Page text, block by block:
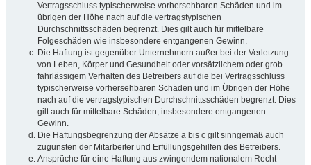
Vertragsschluss typischerweise vorhersehbaren Schäden und im
übrigen der Höhe nach auf die vertragstypischen
Durchschnittsschäden begrenzt. Dies gilt auch für mittelbare
Folgeschäden wie insbesondere entgangenen Gewinn.
Die Haftung ist gegenüber Unternehmern außer bei der Verletzung
von Leben, Körper und Gesundheit oder vorsätzlichem oder grob
fahrlässigem Verhalten des Betreibers auf die bei Vertragsschluss
typischerweise vorhersehbaren Schäden und im Übrigen der Höhe
nach auf die vertragstypischen Durchschnittsschäden begrenzt. Dies
gilt auch für mittelbare Schäden, insbesondere entgangenen
Gewinn.
Die Haftungsbegrenzung der Absätze a bis c gilt sinngemäß auch
zugunsten der Mitarbeiter und Erfüllungsgehilfen des Betreibers.
Ansprüche für eine Haftung aus zwingendem nationalem Recht